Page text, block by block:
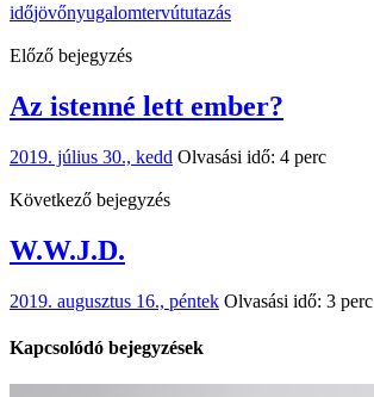
időjövőnyugalomtervútutazás
Előző bejegyzés
Az istenné lett ember?
2019. július 30., kedd Olvasási idő: 4 perc
Következő bejegyzés
W.W.J.D.
2019. augusztus 16., péntek Olvasási idő: 3 perc
Kapcsolódó bejegyzések